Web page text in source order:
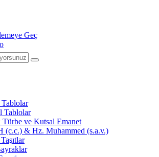
Geç
Tablolar
ve Kutsal Emanet
(c.c.) & Hz. Muhammed (s.a.v.)